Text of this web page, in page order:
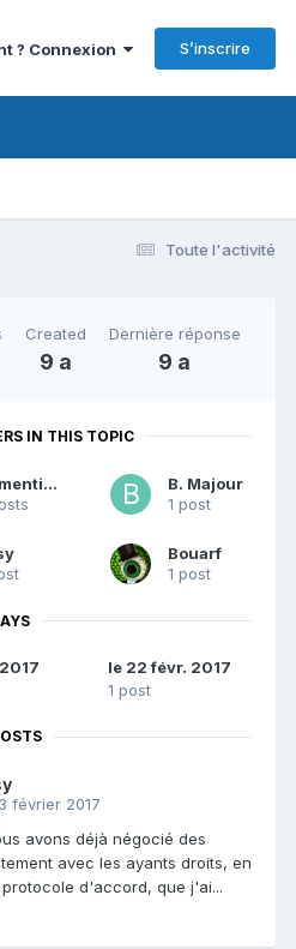
? Connexion S’inscrire
Toute l'activité
Created
9 a
Dernière réponse
9 a
IN THIS TOPIC
clementine
B. Majour
1 post
Bouarf
1 post
le 22 févr. 2017
1 post
février 2017
avons déjà négocié des
avec les ayants droits, en
d'accord, que j'ai...